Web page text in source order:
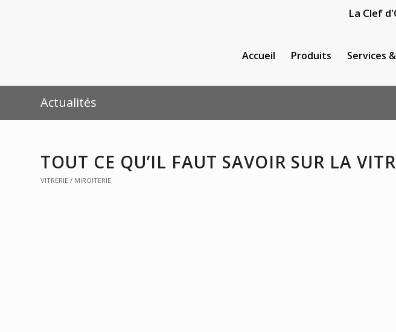
La Clef
Accueil Produits Services
Actualités
TOUT CE QU’IL FAUT SAVOIR SUR LA
VITRERIE / MIROITERIE